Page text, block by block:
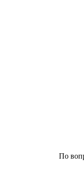
По